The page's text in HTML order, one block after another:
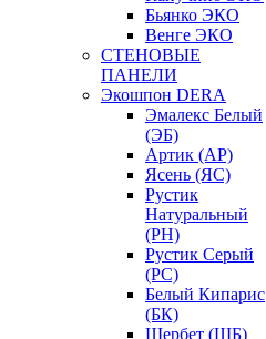
Бьянко ЭКО
Венге ЭКО
СТЕНОВЫЕ
ПАНЕЛИ
Экошпон DERA
Эмалекс Белый
(ЭБ)
Артик (АР)
Ясень (ЯС)
Рустик
Натуральный
(РН)
Рустик Серый
(РС)
Белый Кипарис
(БК)
Щербет (ЩБ)